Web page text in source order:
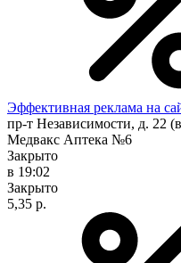
Эффективная реклама на
пр-т Независимости, д. 22
Медвакс Аптека №6
Закрыто
в 19:02
Закрыто
5,35 р.